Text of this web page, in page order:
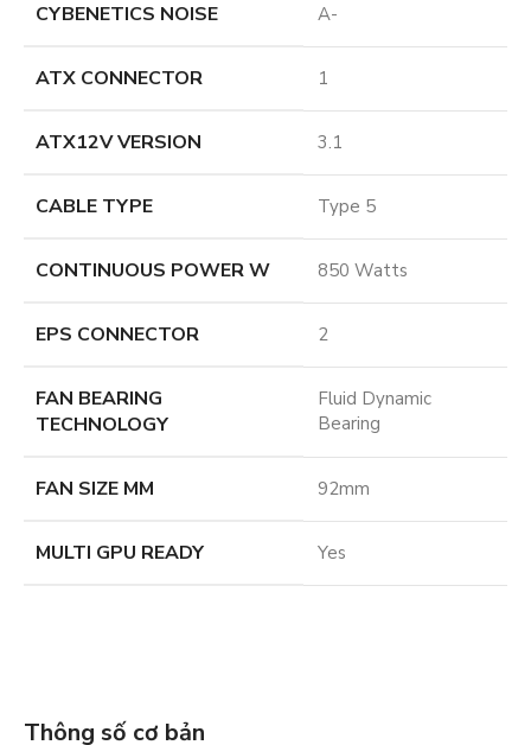
CYBENETICS NOISE A-
ATX CONNECTOR 1
ATX12V VERSION 3.1
CABLE TYPE Type 5
CONTINUOUS POWER W 850 Watts
EPS CONNECTOR 2
FAN BEARING
TECHNOLOGY
Fluid Dynamic
Bearing
FAN SIZE MM 92mm
MULTI GPU READY Yes
Thông số cơ bản